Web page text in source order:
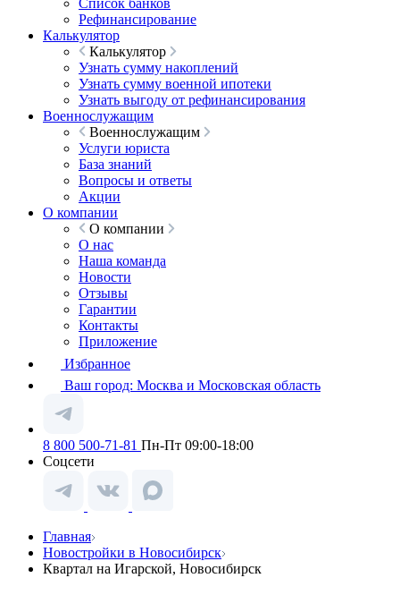
Список банков
Рефинансирование
Калькулятор
Калькулятор
Узнать сумму накоплений
Узнать сумму военной ипотеки
Узнать выгоду от рефинансирования
Военнослужащим
Военнослужащим
Услуги юриста
База знаний
Вопросы и ответы
Акции
О компании
О компании
О нас
Наша команда
Новости
Отзывы
Гарантии
Контакты
Приложение
Избранное
Ваш город: Москва и Московская область
8 800 500-71-81 Пн-Пт 09:00-18:00
Соцсети
Главная
Новостройки в Новосибирск
Квартал на Игарской, Новосибирск